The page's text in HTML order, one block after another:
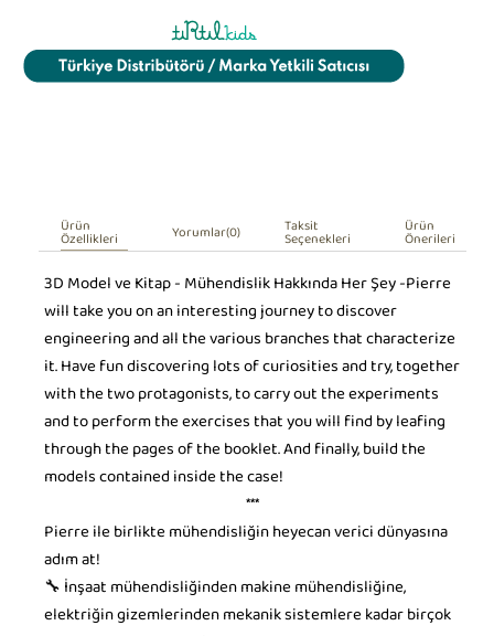
Ürün
Özellikleri Yorumlar(0) Taksit
Seçenekleri Ürün
Önerileri
3D Model ve Kitap - Mühendislik Hakkında Her Şey -Pierre
will take you on an interesting journey to discover
engineering and all the various branches that characterize
it. Have fun discovering lots of curiosities and try, together
with the two protagonists, to carry out the experiments
and to perform the exercises that you will find by leafing
through the pages of the booklet. And finally, build the
models contained inside the case!
***
Pierre ile birlikte mühendisliğin heyecan verici dünyasına
adım at!
🔧 İnşaat mühendisliğinden makine mühendisliğine,
elektriğin gizemlerinden mekanik sistemlere kadar birçok